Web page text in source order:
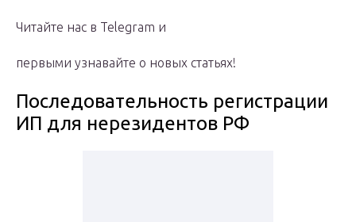
Читайте нас в Telegram и
первыми узнавайте о новых статьях!
Последовательность регистрации
ИП для нерезидентов РФ